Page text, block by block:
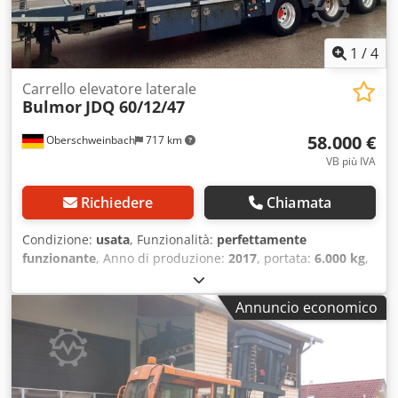
1 /4
Oberschweinbach 717 km
Carrello elevatore laterale
Bulmor JDQ 60/12/47
58.000 €
VB più IVA
Richiedere Chiamata
Condizione: usata, Funzionalità: perfettamente
funzionante, Anno di produzione: 2017, portata: 6.000 kg,
4.700 mm
diesel, tipo di montante:duplex, altezza di costruzione:
Diesel, Carrello laterale Tipo di
montante: Duplex Djdpfx Aszn A Tysl Teck Condizioni:
Pronto all’uso e perfettamente funzionante Stato tecnico:
buono
Annuncio economico